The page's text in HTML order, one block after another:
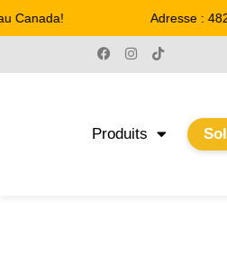
Adresse : 4820,
Produits